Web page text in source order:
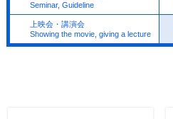
Seminar, Guideline
上映会・講演会
Showing the movie, giving a lecture